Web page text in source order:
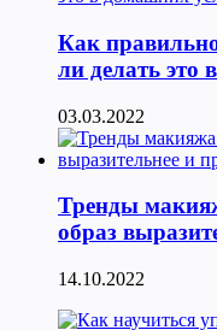
Как
ли делать это
03.03.2022
Тренды
образ
14.10.2022